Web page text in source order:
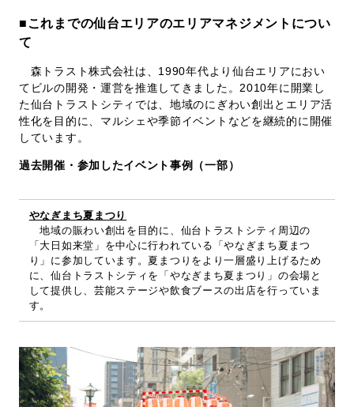
■これまでの仙台エリアのエリアマネジメントについ
て
森トラスト株式会社は、1990年代より仙台エリアにおい
てビルの開発・運営を推進してきました。2010年に開業し
た仙台トラストシティでは、地域のにぎわい創出とエリア活
性化を目的に、マルシェや季節イベントなどを継続的に開催
しています。
過去開催・参加したイベント事例（一部）
やなぎまち夏まつり
地域の賑わい創出を目的に、仙台トラストシティ周辺の
「大日如来堂」を中心に行われている「やなぎまち夏まつ
り」に参加しています。夏まつりをより一層盛り上げるため
に、仙台トラストシティを「やなぎまち夏まつり」の会場と
して提供し、芸能ステージや飲食ブースの出店を行っていま
す。